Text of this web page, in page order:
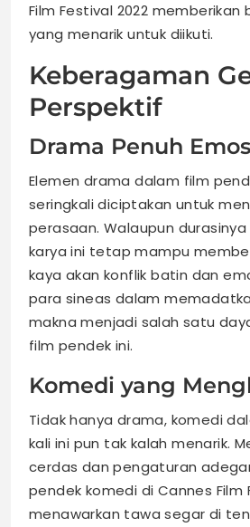
Film Festival 2022
yang menarik untuk diikuti.
Keberagaman
Perspektif
Drama Penuh
Elemen drama dalam film
seringkali diciptakan untuk
perasaan. Walaupun
karya ini tetap mampu
kaya akan konflik batin dan
para sineas dalam
makna menjadi salah satu
film pendek ini.
Komedi yang
Tidak hanya drama, komedi
kali ini pun tak kalah menarik.
cerdas dan pengaturan
pendek komedi di Cannes Film
menawarkan tawa segar di